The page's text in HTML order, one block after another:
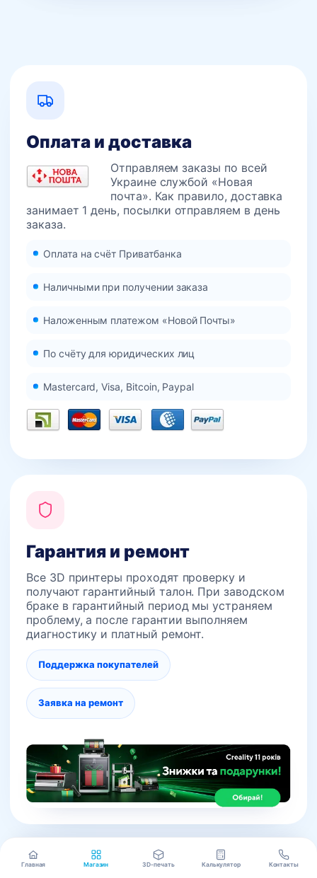
Главная Магазин 3D-печать Калькулятор Контакты
Оплата и доставка
Отправляем заказы по всей
Украине службой «Новая
почта». Как правило, доставка
занимает 1 день, посылки отправляем в день
заказа.
Оплата на счёт Приватбанка
Наличными при получении заказа
Наложенным платежом «Новой Почты»
По счёту для юридических лиц
Mastercard, Visa, Bitcoin, Paypal
Гарантия и ремонт
Все 3D принтеры проходят проверку и
получают гарантийный талон. При заводском
браке в гарантийный период мы устраняем
проблему, а после гарантии выполняем
диагностику и платный ремонт.
Поддержка покупателей
Заявка на ремонт